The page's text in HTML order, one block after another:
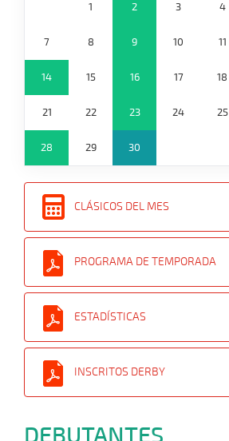
1 2 3 4
7 8 9 10 11
14 15 16 17 18
21 22 23 24 25
28 29 30
CLÁSICOS DEL MES
PROGRAMA DE TEMPORADA
ESTADÍSTICAS
INSCRITOS DERBY